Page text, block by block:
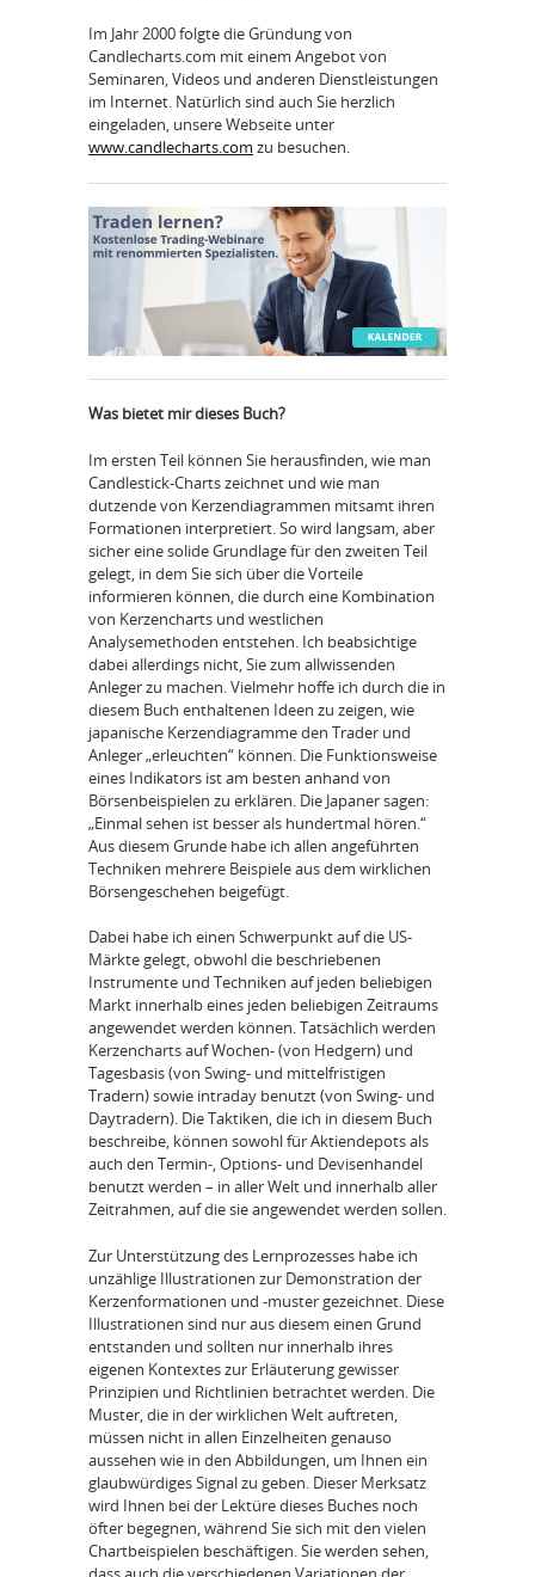
Im Jahr 2000 folgte die Gründung von
Candlecharts.com mit einem Angebot von
Seminaren, Videos und anderen Dienstleistungen
im Internet. Natürlich sind auch Sie herzlich
eingeladen, unsere Webseite unter
www.candlecharts.com zu besuchen.
Was bietet mir dieses Buch?
Im ersten Teil können Sie herausfinden, wie man
Candlestick-Charts zeichnet und wie man
dutzende von Kerzendiagrammen mitsamt ihren
Formationen interpretiert. So wird langsam, aber
sicher eine solide Grundlage für den zweiten Teil
gelegt, in dem Sie sich über die Vorteile
informieren können, die durch eine Kombination
von Kerzencharts und westlichen
Analysemethoden entstehen. Ich beabsichtige
dabei allerdings nicht, Sie zum allwissenden
Anleger zu machen. Vielmehr hoffe ich durch die in
diesem Buch enthaltenen Ideen zu zeigen, wie
japanische Kerzendiagramme den Trader und
Anleger „erleuchten“ können. Die Funktionsweise
eines Indikators ist am besten anhand von
Börsenbeispielen zu erklären. Die Japaner sagen:
„Einmal sehen ist besser als hundertmal hören.“
Aus diesem Grunde habe ich allen angeführten
Techniken mehrere Beispiele aus dem wirklichen
Börsengeschehen beigefügt.
Dabei habe ich einen Schwerpunkt auf die US-
Märkte gelegt, obwohl die beschriebenen
Instrumente und Techniken auf jeden beliebigen
Markt innerhalb eines jeden beliebigen Zeitraums
angewendet werden können. Tatsächlich werden
Kerzencharts auf Wochen- (von Hedgern) und
Tagesbasis (von Swing- und mittelfristigen
Tradern) sowie intraday benutzt (von Swing- und
Daytradern). Die Taktiken, die ich in diesem Buch
beschreibe, können sowohl für Aktiendepots als
auch den Termin-, Options- und Devisenhandel
benutzt werden – in aller Welt und innerhalb aller
Zeitrahmen, auf die sie angewendet werden sollen.
Zur Unterstützung des Lernprozesses habe ich
unzählige Illustrationen zur Demonstration der
Kerzenformationen und -muster gezeichnet. Diese
Illustrationen sind nur aus diesem einen Grund
entstanden und sollten nur innerhalb ihres
eigenen Kontextes zur Erläuterung gewisser
Prinzipien und Richtlinien betrachtet werden. Die
Muster, die in der wirklichen Welt auftreten,
müssen nicht in allen Einzelheiten genauso
aussehen wie in den Abbildungen, um Ihnen ein
glaubwürdiges Signal zu geben. Dieser Merksatz
wird Ihnen bei der Lektüre dieses Buches noch
öfter begegnen, während Sie sich mit den vielen
Chartbeispielen beschäftigen. Sie werden sehen,